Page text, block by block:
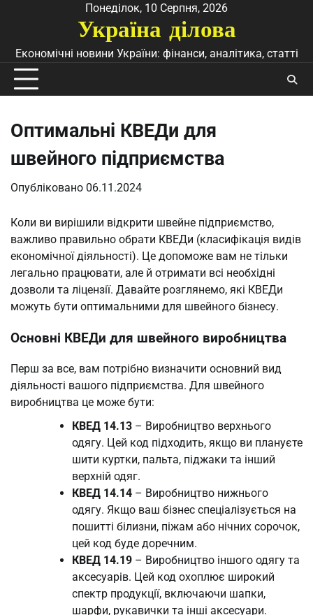
Понеділок, 10 Серпня, 2026
Україна ділова
Економічні новини України: фінанси, аналітика, статті
Оптимальні КВЕДи для
швейного підприємства
Опубліковано 06.11.2024
Коли ви вирішили відкрити швейне підприємство,
важливо правильно обрати КВЕДи (класифікація видів
економічної діяльності). Це допоможе вам не тільки
легально працювати, але й отримати всі необхідні
дозволи та ліцензії. Давайте розглянемо, які КВЕДи
можуть бути оптимальними для швейного бізнесу.
Основні КВЕДи для швейного виробництва
Перш за все, вам потрібно визначити основний вид
діяльності вашого підприємства. Для швейного
виробництва це може бути:
КВЕД 14.13 – Виробництво верхнього
одягу. Цей код підходить, якщо ви плануєте
шити куртки, пальта, піджаки та інший
верхній одяг.
КВЕД 14.14 – Виробництво нижнього
одягу. Якщо ваш бізнес спеціалізується на
пошитті білизни, піжам або нічних сорочок,
цей код буде доречним.
КВЕД 14.19 – Виробництво іншого одягу та
аксесуарів. Цей код охоплює широкий
спектр продукції, включаючи шапки,
шарфи, рукавички та інші аксесуари.